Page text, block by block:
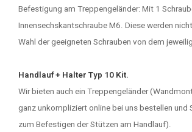
Befestigung am Treppengeländer: Mit 1
Innensechskantschraube M6. Diese werden
Wahl der geeigneten Schrauben von dem
Handlauf + Halter Typ 10 Kit.
Wir bieten auch ein Treppengeländer
ganz unkompliziert online bei uns bestellen
zum Befestigen der Stützen am Handlauf).